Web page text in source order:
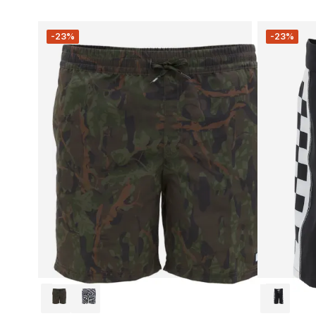
-23% -23%